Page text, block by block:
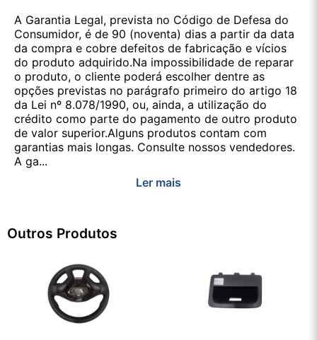
A Garantia Legal, prevista no Código de Defesa do
Consumidor, é de 90 (noventa) dias a partir da data
da compra e cobre defeitos de fabricação e vícios
do produto adquirido.Na impossibilidade de reparar
o produto, o cliente poderá escolher dentre as
opções previstas no parágrafo primeiro do artigo 18
da Lei nº 8.078/1990, ou, ainda, a utilização do
crédito como parte do pagamento de outro produto
de valor superior.Alguns produtos contam com
garantias mais longas. Consulte nossos vendedores.
A ga...
Ler mais
Outros Produtos